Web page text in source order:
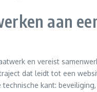
aan
en vereist
dat leidt tot een
technische kant: